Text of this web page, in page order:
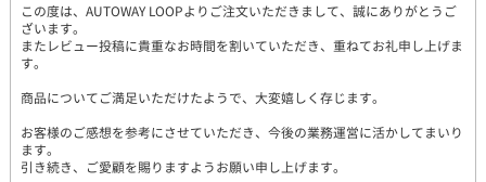
この度は、AUTOWAY LOOPよりご注文いただきまして、誠にありがとうご
ざいます。
またレビュー投稿に貴重なお時間を割いていただき、重ねてお礼申し上げま
す。
商品についてご満足いただけたようで、大変嬉しく存じます。
お客様のご感想を参考にさせていただき、今後の業務運営に活かしてまいり
ます。
引き続き、ご愛顧を賜りますようお願い申し上げます。